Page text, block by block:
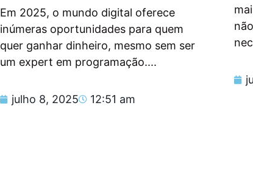
Em 2025, o mundo digital oferece
inúmeras oportunidades para quem
quer ganhar dinheiro, mesmo sem ser
um expert em programação....
julho 8, 2025 12:51 am